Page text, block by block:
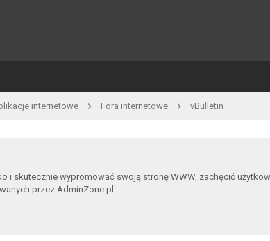
internetowe Fora internetowe vBulletin
skutecznie wypromować swoją stronę WWW, zachęcić
przez AdminZone.pl